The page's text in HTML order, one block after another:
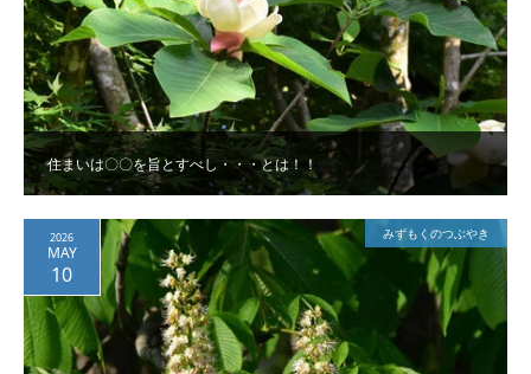
住まいは〇〇を旨とすべし・・・とは！！
2026
MAY
10
みずもくのつぶやき